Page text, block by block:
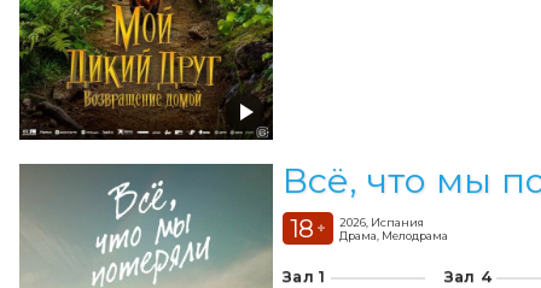
Всё, что мы
18 +
2026, Испания
Драма, Мелодрама
Зал 1 Зал 4